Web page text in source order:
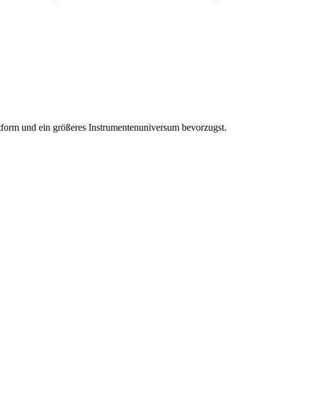
und ein größeres Instrumentenuniversum bevorzugst.